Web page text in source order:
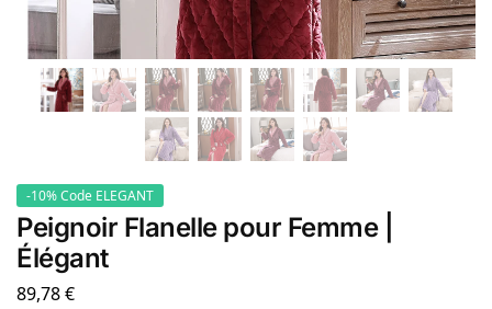
-10% Code ELEGANT
Peignoir Flanelle pour Femme |
Élégant
89,78€